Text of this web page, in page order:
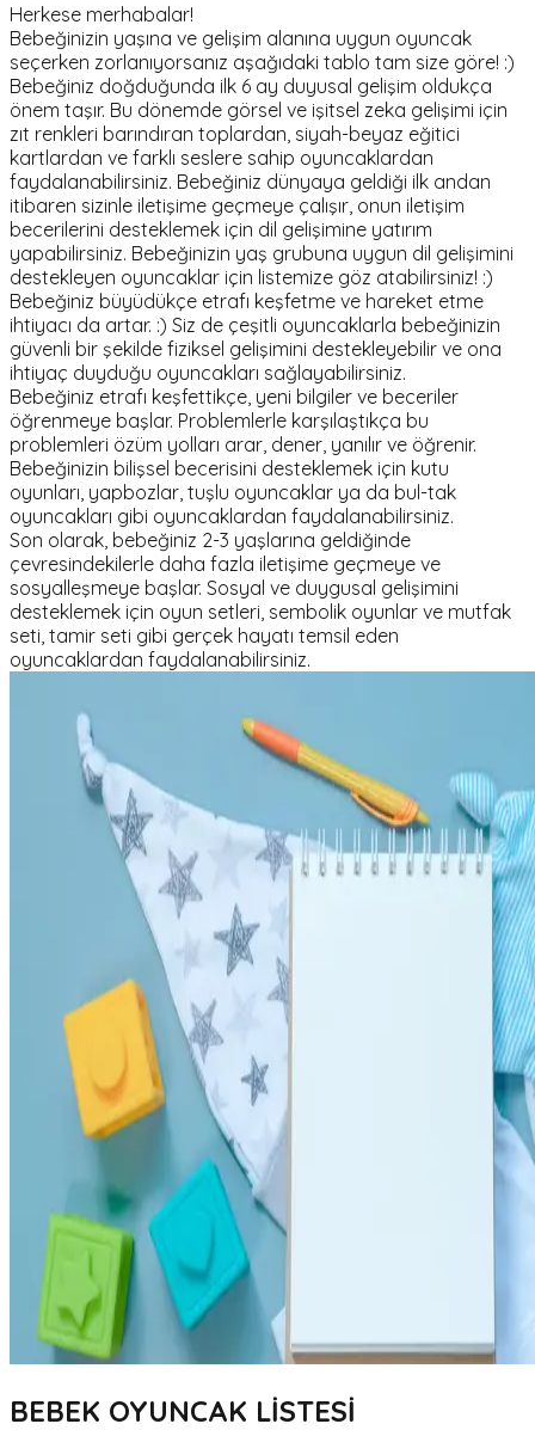
Herkese merhabalar!
Bebeğinizin yaşına ve gelişim alanına uygun oyuncak
seçerken zorlanıyorsanız aşağıdaki tablo tam size göre! :)
Bebeğiniz doğduğunda ilk 6 ay duyusal gelişim oldukça
önem taşır. Bu dönemde görsel ve işitsel zeka gelişimi için
zıt renkleri barındıran toplardan, siyah-beyaz eğitici
kartlardan ve farklı seslere sahip oyuncaklardan
faydalanabilirsiniz. Bebeğiniz dünyaya geldiği ilk andan
itibaren sizinle iletişime geçmeye çalışır, onun iletişim
becerilerini desteklemek için dil gelişimine yatırım
yapabilirsiniz. Bebeğinizin yaş grubuna uygun dil gelişimini
destekleyen oyuncaklar için listemize göz atabilirsiniz! :)
Bebeğiniz büyüdükçe etrafı keşfetme ve hareket etme
ihtiyacı da artar. :) Siz de çeşitli oyuncaklarla bebeğinizin
güvenli bir şekilde fiziksel gelişimini destekleyebilir ve ona
ihtiyaç duyduğu oyuncakları sağlayabilirsiniz.
Bebeğiniz etrafı keşfettikçe, yeni bilgiler ve beceriler
öğrenmeye başlar. Problemlerle karşılaştıkça bu
problemleri özüm yolları arar, dener, yanılır ve öğrenir.
Bebeğinizin bilişsel becerisini desteklemek için kutu
oyunları, yapbozlar, tuşlu oyuncaklar ya da bul-tak
oyuncakları gibi oyuncaklardan faydalanabilirsiniz.
Son olarak, bebeğiniz 2-3 yaşlarına geldiğinde
çevresindekilerle daha fazla iletişime geçmeye ve
sosyalleşmeye başlar. Sosyal ve duygusal gelişimini
desteklemek için oyun setleri, sembolik oyunlar ve mutfak
seti, tamir seti gibi gerçek hayatı temsil eden
oyuncaklardan faydalanabilirsiniz.
BEBEK OYUNCAK LİSTESİ